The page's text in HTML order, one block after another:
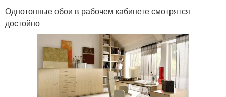
Однотонные обои в рабочем кабинете смотрятся
достойно